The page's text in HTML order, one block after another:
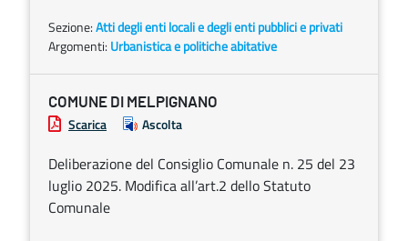
Sezione:Atti degli enti locali e degli enti pubblici e privati
Argomenti: Urbanistica e politiche abitative
COMUNE DI MELPIGNANO
Scarica Ascolta
Deliberazione del Consiglio Comunale n. 25 del 23
luglio 2025. Modifica all’art.2 dello Statuto
Comunale